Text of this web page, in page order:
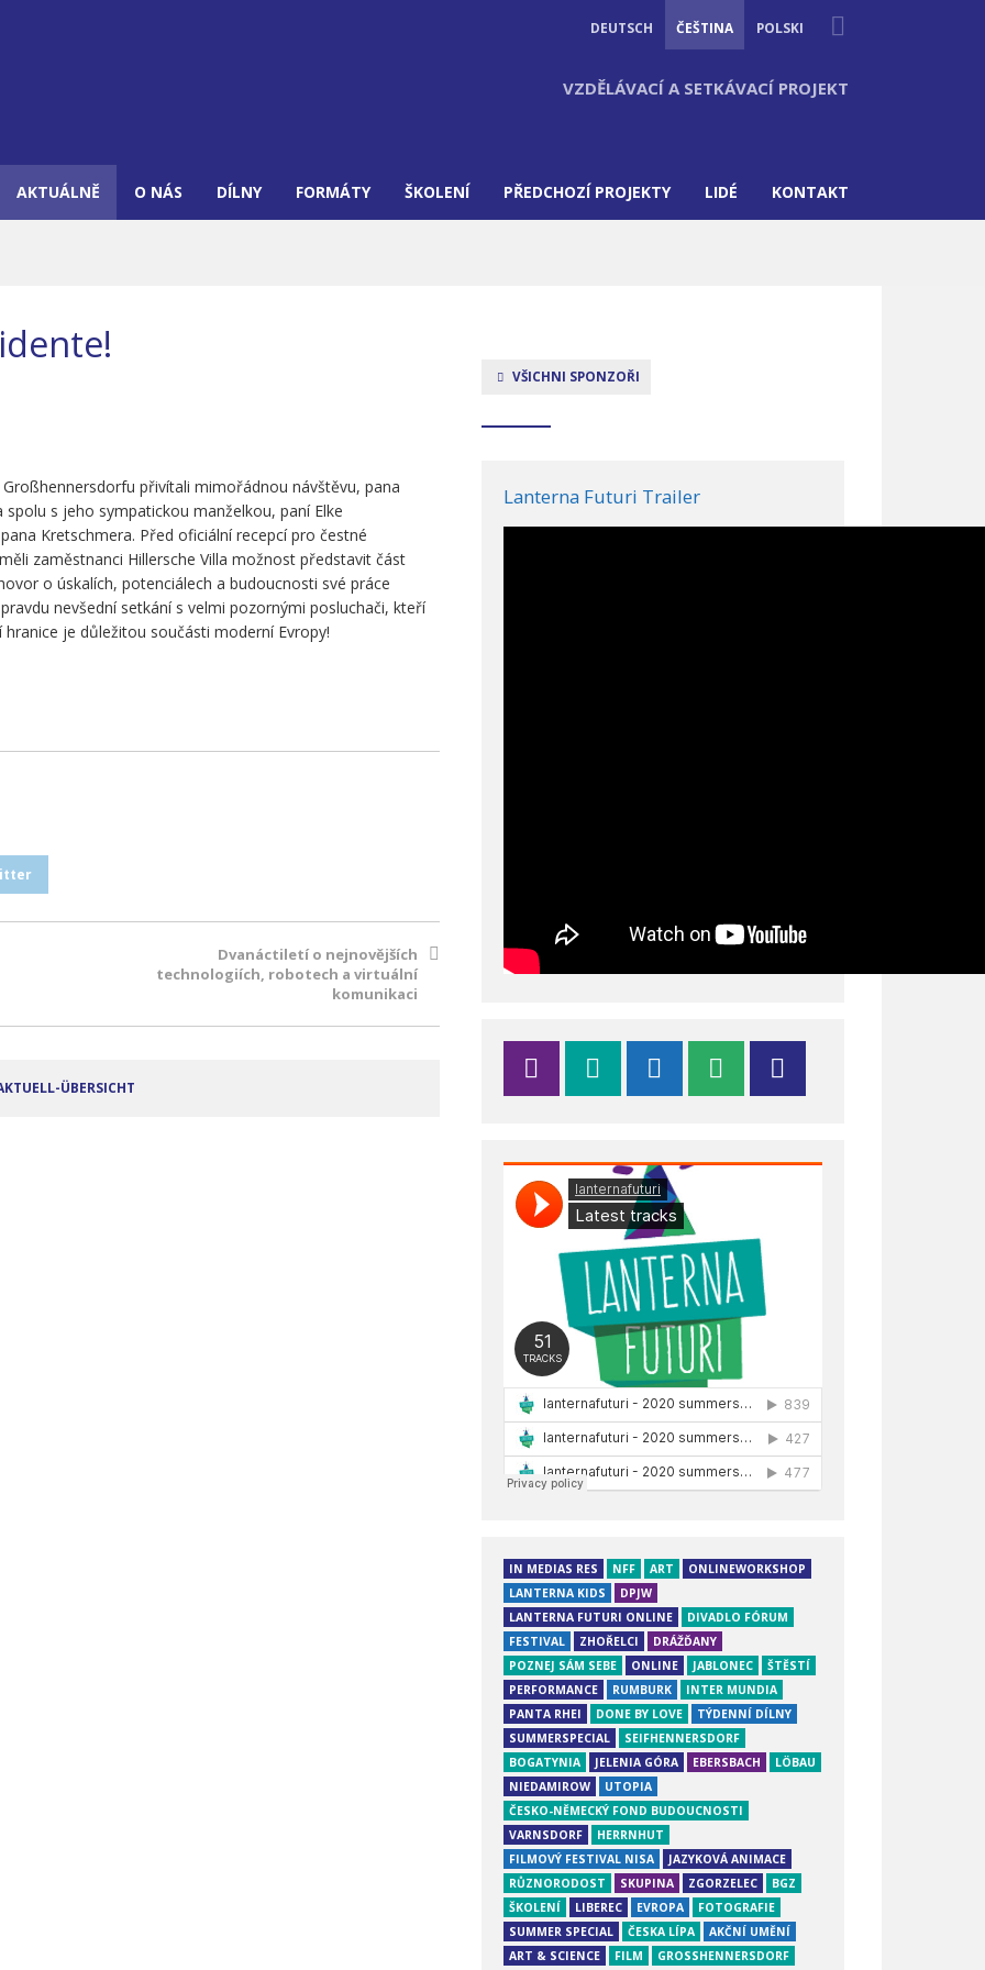
DEUTSCH ČEŠTINA POLSKI
VZDĚLÁVACÍ A SETKÁVACÍ PROJEKT
AKTUÁLNĚ O NÁS DÍLNY FORMÁTY ŠKOLENÍ PŘEDCHOZÍ PROJEKTY LIDÉ KONTAKT
přivítali mimořádnou návštěvu, pana
s jeho sympatickou manželkou, paní Elke
Kretschmera. Před oficiální recepcí pro čestné
zaměstnanci Hillersche Villa možnost představit část
o úskalích, potenciálech a budoucnosti své práce
nevšední setkání s velmi pozornými posluchači, kteří
je důležitou součásti moderní Evropy!
Dvanáctiletí o nejnovějších
technologiích, robotech a virtuální
komunikaci
ÜBERSICHT
VŠICHNI SPONZOŘI
Lanterna Futuri Trailer
IN MEDIAS RES NFF ART
ONLINEWORKSHOP
LANTERNA KIDS
DPJW
LANTERNA FUTURI ONLINE
DIVADLO FÓRUM
FESTIVAL
ZHOŘELCI
DRÁŽĎANY
POZNEJ SÁM SEBE
ONLINE JABLONEC
ŠTĚSTÍ
PERFORMANCE
RUMBURK
INTER MUNDIA
PANTA RHEI
DONE BY LOVE
TÝDENNÍ DÍLNY
SUMMERSPECIAL
SEIFHENNERSDORF
BOGATYNIA
JELENIA GÓRA EBERSBACH
LÖBAU
NIEDAMIROW
UTOPIA
ČESKO-NĚMECKÝ FOND BUDOUCNOSTI
VARNSDORF
HERRNHUT
FILMOVÝ FESTIVAL NISA
JAZYKOVÁ ANIMACE
RŮZNORODOST
SKUPINA ZGORZELEC
BGZ
ŠKOLENÍ
LIBEREC EVROPA
FOTOGRAFIE
SUMMER SPECIAL
ČESKA LÍPA
AKČNÍ UMĚNÍ
ART & SCIENCE
FILM GROSSHENNERSDORF